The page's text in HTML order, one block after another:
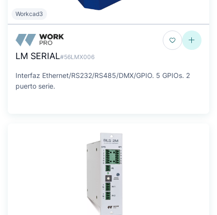
Workcad3
LM SERIAL#56LMX006
Interfaz Ethernet/RS232/RS485/DMX/GPIO. 5 GPIOs. 2
puerto serie.